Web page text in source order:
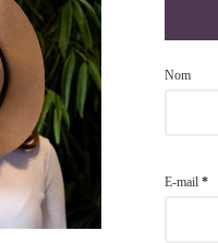
Nom
E-mail *